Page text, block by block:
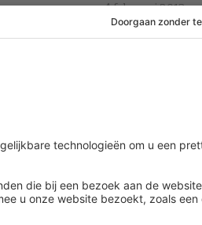
4 februari 2013
te lezen
in onze kennisbank